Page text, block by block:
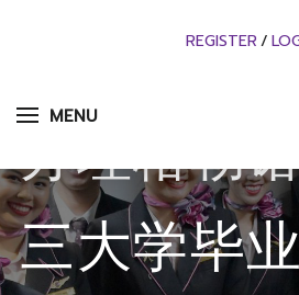
MENU
REGISTER /
办理格勒
三大学毕